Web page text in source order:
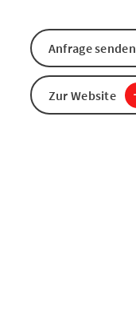
Anfrage senden
Zur Website